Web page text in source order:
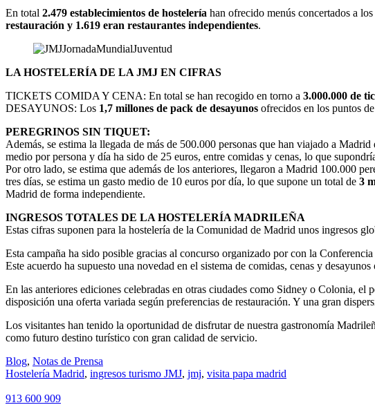
En total 2.479 establecimientos de hostelería han ofrecido menús concertados a
restauración y 1.619 eran restaurantes independientes.
LA HOSTELERÍA DE LA JMJ EN CIFRAS
TICKETS COMIDA Y CENA: En total se han recogido en torno a 3.000.000 de
DESAYUNOS: Los 1,7 millones de pack de desayunos ofrecidos en los puntos
PEREGRINOS SIN TIQUET:
Además, se estima la llegada de más de 500.000 personas que han viajado a
medio por persona y día ha sido de 25 euros, entre comidas y cenas, lo que
Por otro lado, se estima que además de los anteriores, llegaron a Madrid 100.000
tres días, se estima un gasto medio de 10 euros por día, lo que supone un total de 3
Madrid de forma independiente.
INGRESOS TOTALES DE LA HOSTELERÍA MADRILEÑA
Estas cifras suponen para la hostelería de la Comunidad de Madrid unos ingresos
Esta campaña ha sido posible gracias al concurso organizado por con la
Este acuerdo ha supuesto una novedad en el sistema de comidas, cenas y
En las anteriores ediciones celebradas en otras ciudades como Sidney o Colonia,
disposición una oferta variada según preferencias de restauración. Y una gran
Los visitantes han tenido la oportunidad de disfrutar de nuestra gastronomía
como futuro destino turístico con gran calidad de servicio.
Blog, Notas de Prensa
Hostelería Madrid, ingresos turismo JMJ, jmj, visita papa madrid
913 600 909